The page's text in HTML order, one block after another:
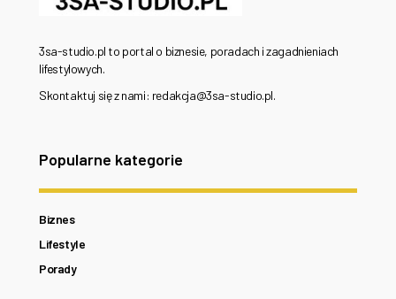
3sa-studio.pl to portal o biznesie, poradach i zagadnieniach
lifestylowych.
Skontaktuj się z nami: redakcja@3sa-studio.pl.
Popularne kategorie
Biznes
Lifestyle
Porady